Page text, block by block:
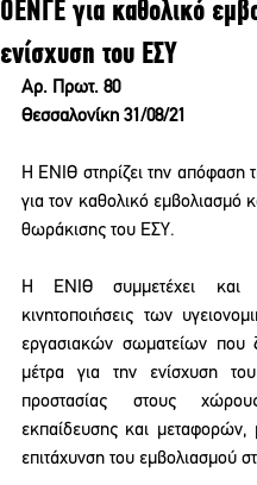
ΟΕΝΓΕ για καθολικό
ενίσχυση του ΕΣΥ
Αρ.
Θεσσαλονίκη 31/08/21
Η ΕΝΙΘ στηρίζει την
για τον καθολικό εμβολιασμό
θωράκισης του ΕΣΥ.
Η ΕΝΙΘ συμμετέχει και
κινητοποιήσεις των
εργασιακών σωματείων που
μέτρα για την ενίσχυση
προστασίας στους
εκπαίδευσης και μεταφορών,
επιτάχυνση του εμβολιασμού